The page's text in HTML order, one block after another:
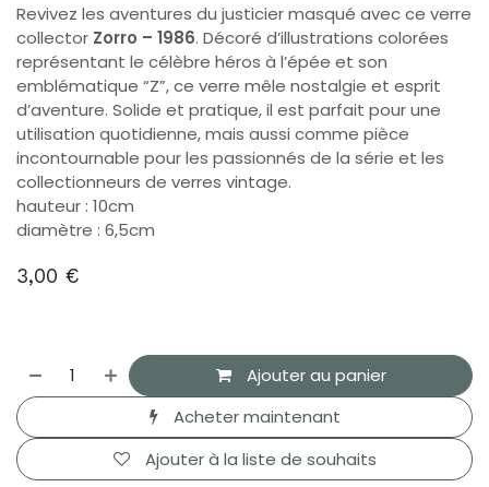
Revivez les aventures du justicier masqué avec ce verre
collector Zorro – 1986. Décoré d’illustrations colorées
représentant le célèbre héros à l’épée et son
emblématique “Z”, ce verre mêle nostalgie et esprit
d’aventure. Solide et pratique, il est parfait pour une
utilisation quotidienne, mais aussi comme pièce
incontournable pour les passionnés de la série et les
collectionneurs de verres vintage.
hauteur : 10cm
diamètre : 6,5cm
3,00 €
Ajouter au panier
Acheter maintenant
Ajouter à la liste de souhaits